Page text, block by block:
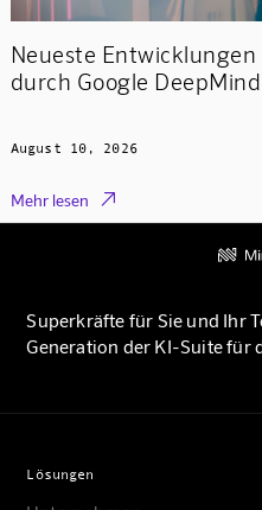
Neueste
durch Google
August 10, 2026
Mehr lesen 
Superkräfte für Sie und Ihr
Generation der KI-Suite für
Lösungen